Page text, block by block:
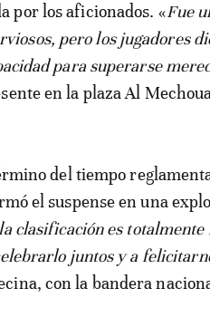
por los aficionados. «Fue
pero los jugadores
para superarse
en la plaza Al
del tiempo
el suspense en una
clasificación es totalmente
juntos y a
con la bandera